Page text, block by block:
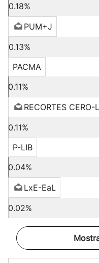
0.18%
PUM+J
0.13%
PACMA
0.11%
RECORTES CERO-
0.11%
P-LIB
0.04%
LxE-EaL
0.02%